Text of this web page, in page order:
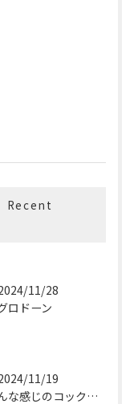
Recent
11/28
ロドーン
11/19
こんな感じのコックピットはたまらないです